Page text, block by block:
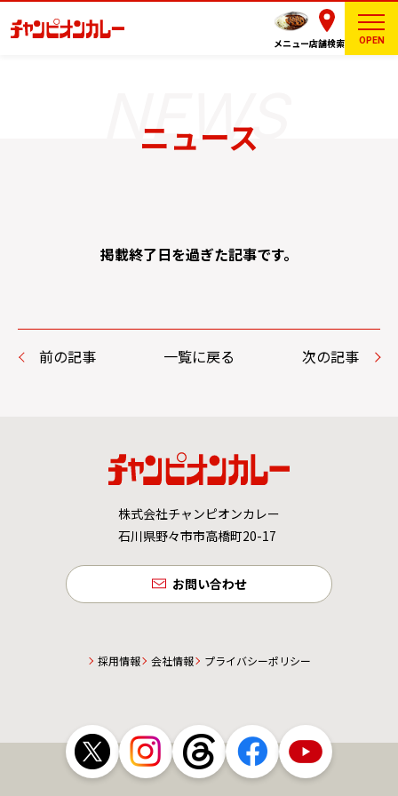
メニュー店舗検索 OPEN
ニュース
掲載終了日を過ぎた記事です。
前の記事 一覧に戻る 次の記事
株式会社チャンピオンカレー
石川県野々市市高橋町20-17
お問い合わせ
採用情報 会社情報 プライバシーポリシー